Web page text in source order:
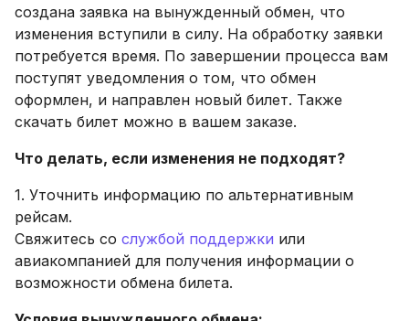
создана заявка на вынужденный обмен, что
изменения вступили в силу. На обработку заявки
потребуется время. По завершении процесса вам
поступят уведомления о том, что обмен
оформлен, и направлен новый билет. Также
скачать билет можно в вашем заказе.
Что делать, если изменения не подходят?
1. Уточнить информацию по альтернативным
рейсам.
Свяжитесь со службой поддержки или
авиакомпанией для получения информации о
возможности обмена билета.